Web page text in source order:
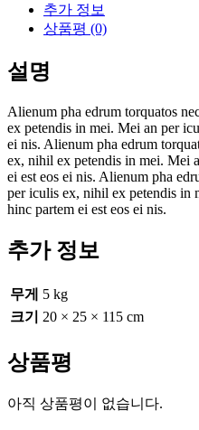
추가 정보
상품평 (0)
설명
Alienum pha edrum torquatos
ex petendis in mei. Mei an per
ei nis. Alienum pha edrum
ex, nihil ex petendis in mei. Mei
ei est eos ei nis. Alienum pha
per iculis ex, nihil ex petendis in
hinc partem ei est eos ei nis.
추가 정보
무게
5 kg
크기
20 × 25 × 115 cm
상품평
아직 상품평이 없습니다.